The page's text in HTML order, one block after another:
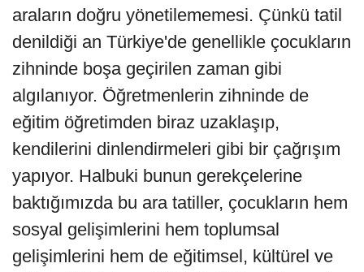
araların doğru yönetilememesi. Çünkü tatil
denildiği an Türkiye'de genellikle çocukların
zihninde boşa geçirilen zaman gibi
algılanıyor. Öğretmenlerin zihninde de
eğitim öğretimden biraz uzaklaşıp,
kendilerini dinlendirmeleri gibi bir çağrışım
yapıyor. Halbuki bunun gerekçelerine
baktığımızda bu ara tatiller, çocukların hem
sosyal gelişimlerini hem toplumsal
gelişimlerini hem de eğitimsel, kültürel ve